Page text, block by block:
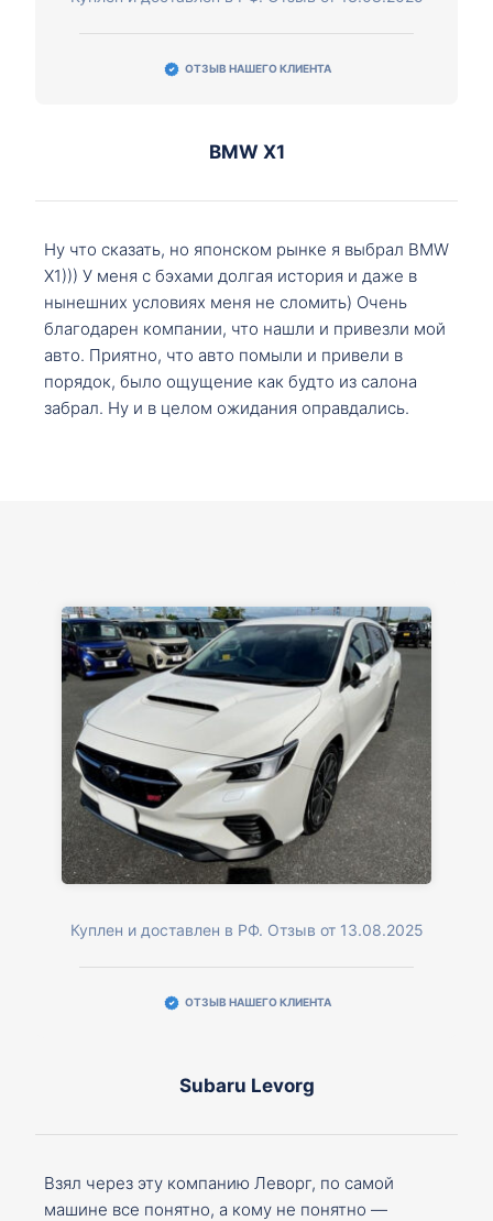
ОТЗЫВ НАШЕГО КЛИЕНТА
BMW X1
Ну что сказать, но японском рынке я выбрал BMW
X1))) У меня с бэхами долгая история и даже в
нынешних условиях меня не сломить) Очень
благодарен компании, что нашли и привезли мой
авто. Приятно, что авто помыли и привели в
порядок, было ощущение как будто из салона
забрал. Ну и в целом ожидания оправдались.
Куплен и доставлен в РФ. Отзыв от 13.08.2025
ОТЗЫВ НАШЕГО КЛИЕНТА
Subaru Levorg
Взял через эту компанию Леворг, по самой
машине все понятно, а кому не понятно —